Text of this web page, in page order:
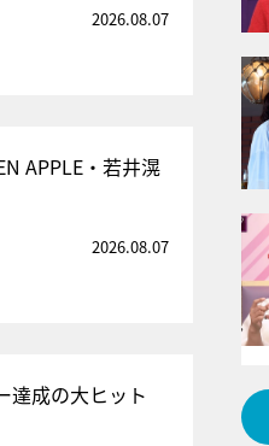
2026.08.07
APPLE・若井滉
2026.08.07
達成の大ヒット